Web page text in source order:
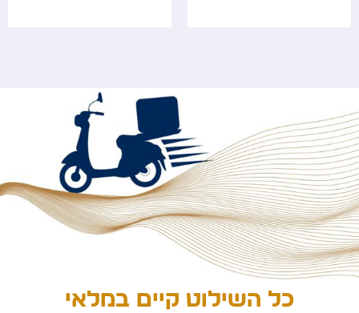
כל השילוט קיים במלאי